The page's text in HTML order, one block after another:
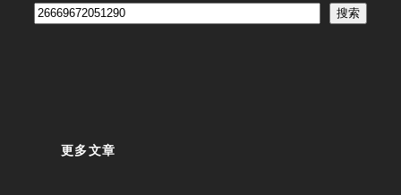
搜
搜索
更多文章